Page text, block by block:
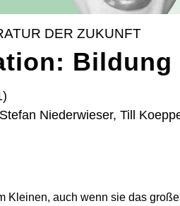
DER ZUKUNFT
Bildung
Niederwieser, Till
Kleinen, auch wenn sie das